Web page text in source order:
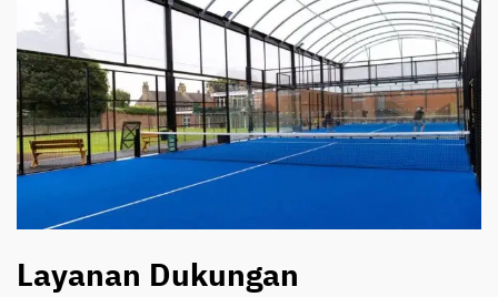
Layanan Dukungan